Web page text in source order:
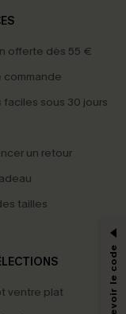
offerte dès 55 €
commande
faciles sous 30 jours
un retour
tailles
ventre plat